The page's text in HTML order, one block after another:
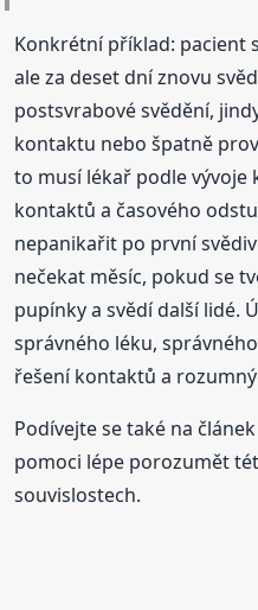
Konkrétní příklad: pacient
ale za deset dní znovu
postsvrabové svědění,
kontaktu nebo špatně
to musí lékař podle vývoje
kontaktů a časového
nepanikařit po první
nečekat měsíc, pokud se
pupínky a svědí další lidé.
správného léku,
řešení kontaktů a
Podívejte se také na
pomoci lépe porozumět
souvislostech.